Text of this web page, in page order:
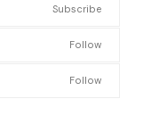
Subscribe
Follow
Follow